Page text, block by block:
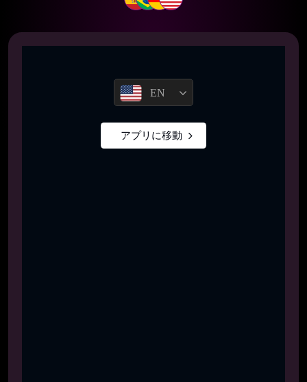
EN
アプリに移動